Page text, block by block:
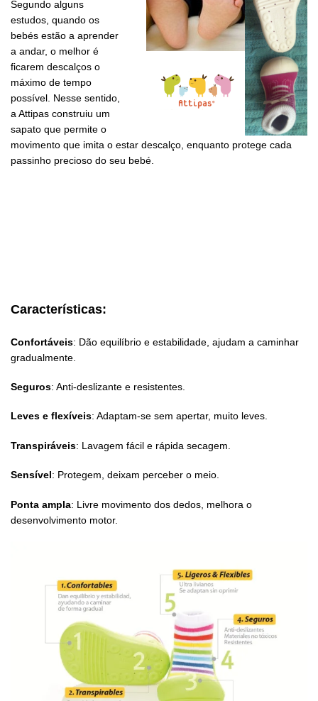
Segundo alguns
estudos, quando os
bebés estão a aprender
a andar, o melhor é
ficarem descalços o
máximo de tempo
possível. Nesse sentido,
a Attipas construiu um
sapato que permite o
movimento que imita o estar descalço, enquanto protege cada
passinho precioso do seu bebé.
Características:
Confortáveis: Dão equilíbrio e estabilidade, ajudam a caminhar
gradualmente.
Seguros: Anti-deslizante e resistentes.
Leves e flexíveis: Adaptam-se sem apertar, muito leves.
Transpiráveis: Lavagem fácil e rápida secagem.
Sensível: Protegem, deixam perceber o meio.
Ponta ampla: Livre movimento dos dedos, melhora o
desenvolvimento motor.